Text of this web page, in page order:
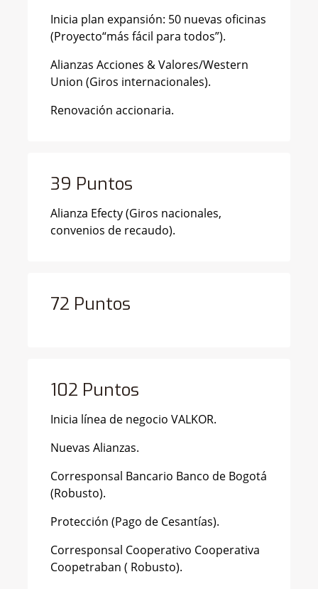
Inicia plan expansión: 50 nuevas oficinas
(Proyecto“más fácil para todos”).
Alianzas Acciones & Valores/Western
Union (Giros internacionales).
Renovación accionaria.
39 Puntos
Alianza Efecty (Giros nacionales,
convenios de recaudo).
72 Puntos
102 Puntos
Inicia línea de negocio VALKOR.
Nuevas Alianzas.
Corresponsal Bancario Banco de Bogotá
(Robusto).
Protección (Pago de Cesantías).
Corresponsal Cooperativo Cooperativa
Coopetraban ( Robusto).